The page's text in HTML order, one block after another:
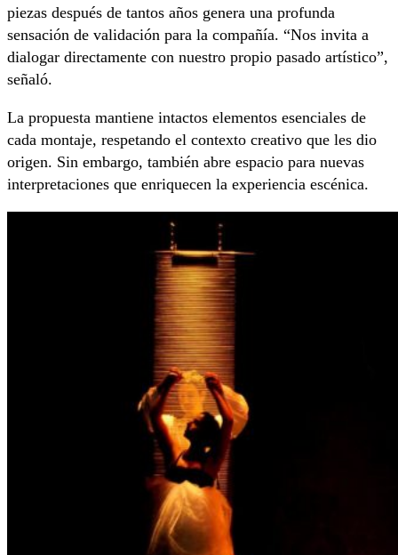
piezas después de tantos años genera una profunda
sensación de validación para la compañía. “Nos invita a
dialogar directamente con nuestro propio pasado artístico”,
señaló.
La propuesta mantiene intactos elementos esenciales de
cada montaje, respetando el contexto creativo que les dio
origen. Sin embargo, también abre espacio para nuevas
interpretaciones que enriquecen la experiencia escénica.